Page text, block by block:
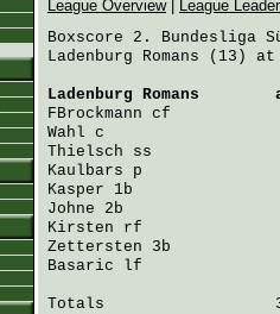
League Overview|
League
Boxscore 2. Bundesliga
Ladenburg Romans (13)
Ladenburg Romans
FBrockmann cf            5
Wahl c                   4
Thielsch ss              5
Kaulbars p               3
Kasper 1b                5
Johne 2b                 3
Kirsten rf               3
Zettersten 3b
Basaric lf               3
Totals                  34